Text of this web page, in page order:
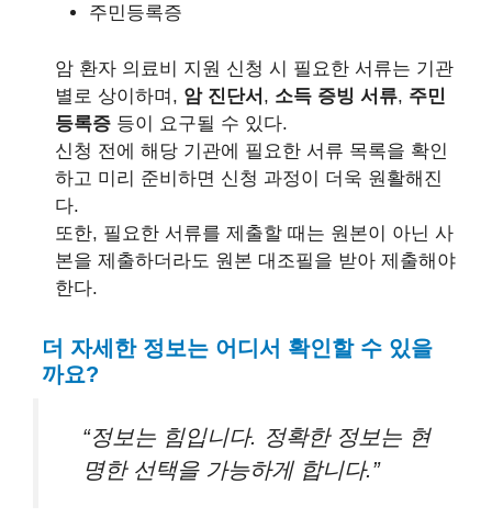
주민등록증
암 환자 의료비 지원 신청 시 필요한 서류는 기관
별로 상이하며, 암 진단서 , 소득 증빙 서류, 주민
등록증 등이 요구될 수 있다.
신청 전에 해당 기관에 필요한 서류 목록을 확인
하고 미리 준비하면 신청 과정이 더욱 원활해진
다.
또한, 필요한 서류를 제출할 때는 원본이 아닌 사
본을 제출하더라도 원본 대조필을 받아 제출해야
한다.
더 자세한 정보는 어디서 확인할 수 있을
까요?
“정보는 힘입니다. 정확한 정보는 현
명한 선택을 가능하게 합니다.”